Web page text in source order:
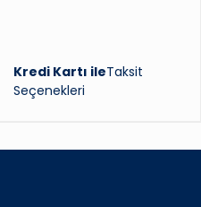
Kredi Kartı ileTaksit
Seçenekleri